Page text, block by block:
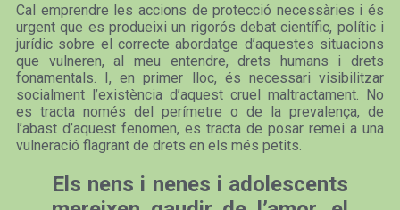
Cal emprendre les accions de protecció necessàries i és
urgent que es produeixi un rigorós debat científic, polític i
jurídic sobre el correcte abordatge d’aquestes situacions
que vulneren, al meu entendre, drets humans i drets
fonamentals. I, en primer lloc, és necessari visibilitzar
socialment l’existència d’aquest cruel maltractament. No
es tracta només del perímetre o de la prevalença, de
l’abast d’aquest fenomen, es tracta de posar remei a una
vulneració flagrant de drets en els més petits.
Els nens i nenes i adolescents